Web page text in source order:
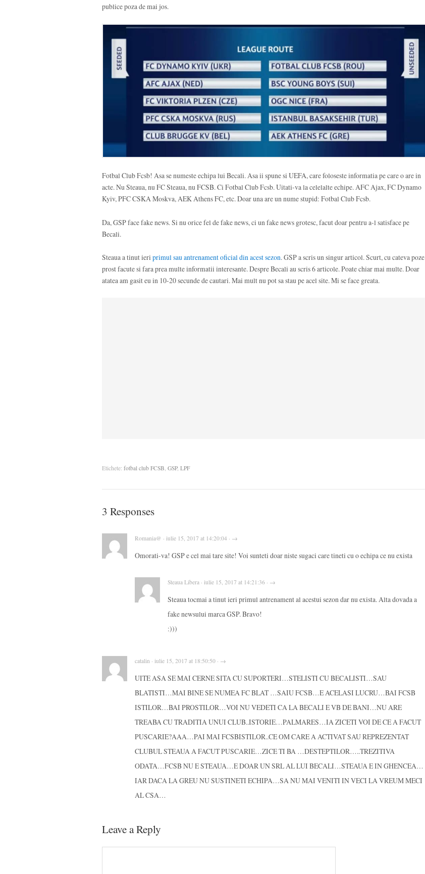
publice poza de mai jos.
Fotbal Club Fcsb! Asa se numeste echipa lui Becali. Asa ii spune si UEFA, care foloseste informatia pe care o are in
acte. Nu Steaua, nu FC Steaua, nu FCSB. Ci Fotbal Club Fcsb. Uitati-va la celelalte echipe. AFC Ajax, FC Dynamo
Kyiv, PFC CSKA Moskva, AEK Athens FC, etc. Doar una are un nume stupid: Fotbal Club Fcsb.
Da, GSP face fake news. Si nu orice fel de fake news, ci un fake news grotesc, facut doar pentru a-l satisface pe
Becali.
Steaua a tinut ieri primul sau antrenament oficial din acest sezon. GSP a scris un singur articol. Scurt, cu cateva poze
prost facute si fara prea multe informatii interesante. Despre Becali au scris 6 articole. Poate chiar mai multe. Doar
atatea am gasit eu in 10-20 secunde de cautari. Mai mult nu pot sa stau pe acel site. Mi se face greata.
Etichete: fotbal club FCSB, GSP, LPF
3 Responses
Romania@ · iulie 15, 2017 at 14:20:04 · →
Omorati-va! GSP e cel mai tare site! Voi sunteti doar niste sugaci care tineti cu o echipa ce nu exista
Steaua Libera · iulie 15, 2017 at 14:21:36 · →
Steaua tocmai a tinut ieri primul antrenament al acestui sezon dar nu exista. Alta dovada a
fake newsului marca GSP. Bravo!
:)))
catalin · iulie 15, 2017 at 18:50:50 · →
UITE ASA SE MAI CERNE SITA CU SUPORTERI…STELISTI CU BECALISTI…SAU
BLATISTI…MAI BINE SE NUMEA FC BLAT …SAIU FCSB…E ACELASI LUCRU…BAI FCSB
ISTILOR…BAI PROSTILOR…VOI NU VEDETI CA LA BECALI E VB DE BANI…NU ARE
TREABA CU TRADITIA UNUI CLUB..ISTORIE…PALMARES…IA ZICETI VOI DE CE A FACUT
PUSCARIE?AAA…PAI MAI FCSBISTILOR..CE OM CARE A ACTIVAT SAU REPREZENTAT
CLUBUL STEAUA A FACUT PUSCARIE…ZICE TI BA …DESTEPTILOR…..TREZITIVA
ODATA…FCSB NU E STEAUA…E DOAR UN SRL AL LUI BECALI…STEAUA E IN GHENCEA…
IAR DACA LA GREU NU SUSTINETI ECHIPA…SA NU MAI VENITI IN VECI LA VREUM MECI
AL CSA…
Leave a Reply